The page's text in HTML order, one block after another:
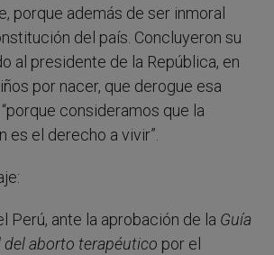
porque además de ser inmoral
del país. Concluyeron su
al presidente de la República, en
por nacer, que derogue esa
consideramos que la
es el derecho a vivir”.
Perú, ante la aprobación de la Guía
aborto terapéutico por el